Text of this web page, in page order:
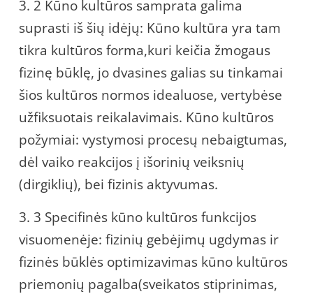
3. 2 Kūno kultūros samprata galima
suprasti iš šių idėjų: Kūno kultūra yra tam
tikra kultūros forma,kuri keičia žmogaus
fizinę būklę, jo dvasines galias su tinkamai
šios kultūros normos idealuose, vertybėse
užfiksuotais reikalavimais. Kūno kultūros
požymiai: vystymosi procesų nebaigtumas,
dėl vaiko reakcijos į išorinių veiksnių
(dirgiklių), bei fizinis aktyvumas.
3. 3 Specifinės kūno kultūros funkcijos
visuomenėje: fizinių gebėjimų ugdymas ir
fizinės būklės optimizavimas kūno kultūros
priemonių pagalba(sveikatos stiprinimas,